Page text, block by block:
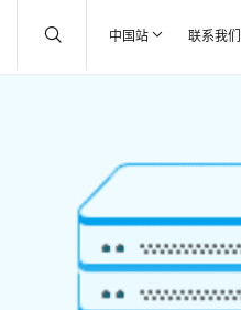
中国站 联系我们